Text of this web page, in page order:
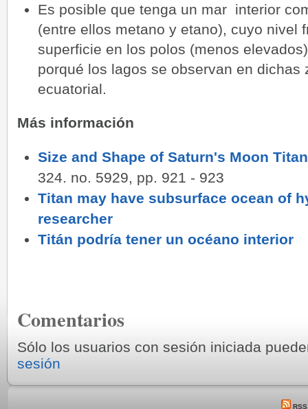
Es posible que tenga un mar interior
(entre ellos metano y etano), cuyo nivel
superficie en los polos (menos
porqué los lagos se observan en dichas
ecuatorial.
Más información
Size and Shape of Saturn's Moon Titan
324. no. 5929, pp. 921 - 923
Titan may have subsurface ocean of
researcher
Titán podría tener un océano interior
Comentarios
Sólo los usuarios con sesión iniciada
sesión
RSS